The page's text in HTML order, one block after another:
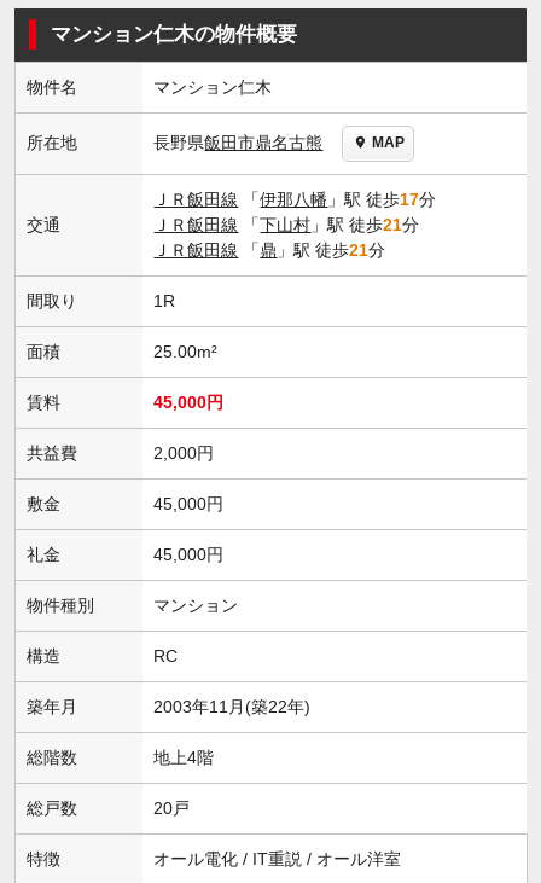
マンション仁木の物件概要
物件名 マンション仁木
所在地 長野県飯田市鼎名古熊 MAP
交通
ＪＲ飯田線 「伊那八幡 」駅 徒歩17分
ＪＲ飯田線 「下山村 」駅 徒歩21分
ＪＲ飯田線 「鼎 」駅 徒歩21分
間取り 1R
面積 25.00m²
賃料 45,000円
共益費 2,000円
敷金 45,000円
礼金 45,000円
物件種別 マンション
構造 RC
築年月 2003年11月(築22年)
総階数 地上4階
総戸数 20戸
特徴 オール電化 / IT重説 / オール洋室